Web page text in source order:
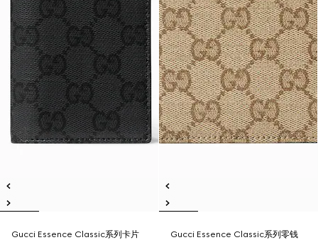
Gucci Essence Classic系列卡片
Gucci Essence Classic系列零钱